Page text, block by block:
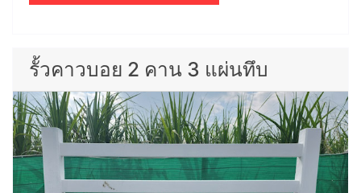
รั้วคาวบอย 2 คาน 3 แผ่นทึบ